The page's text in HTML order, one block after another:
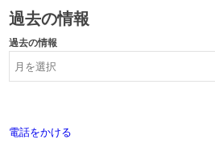
過去の情報
過去の情報
電話をかける